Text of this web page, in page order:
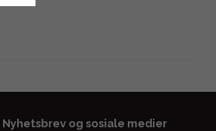
Nyhetsbrev og sosiale medier